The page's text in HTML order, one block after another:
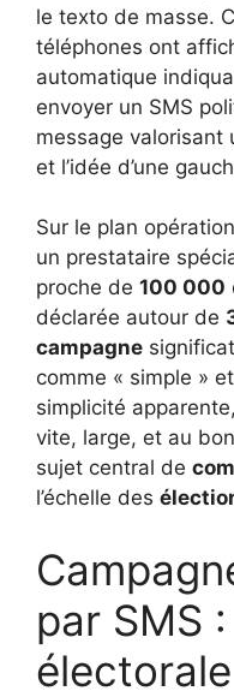
le texto de masse.
téléphones ont
automatique
envoyer un SMS
message valorisant
et l’idée d’une
Sur le plan
un prestataire
proche de 100 000
déclarée autour de
campagne
comme « simple »
simplicité
vite, large, et au
sujet central de
l’échelle des
par SMS